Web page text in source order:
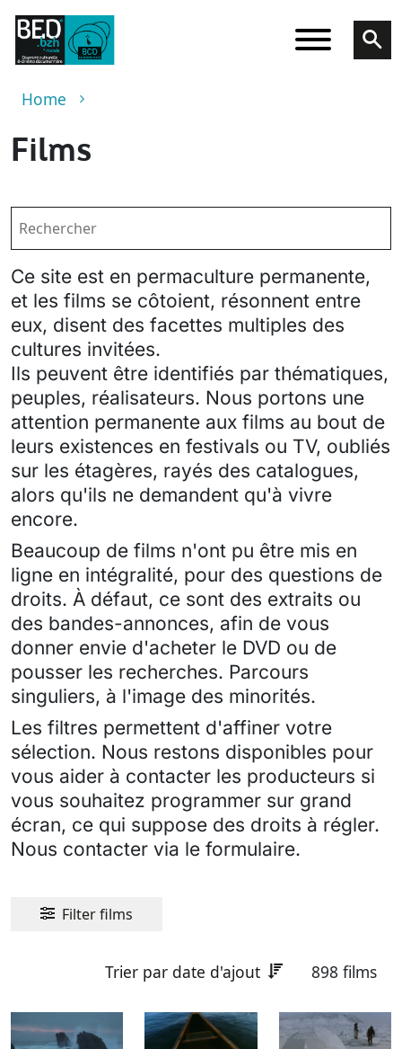
Skip to main content
Breadcrumb
Home
Films
Ce site est en permaculture permanente,
et les films se côtoient, résonnent entre
eux, disent des facettes multiples des
cultures invitées.
Ils peuvent être identifiés par thématiques,
peuples, réalisateurs. Nous portons une
attention permanente aux films au bout de
leurs existences en festivals ou TV, oubliés
sur les étagères, rayés des catalogues,
alors qu'ils ne demandent qu'à vivre
encore.
Beaucoup de films n'ont pu être mis en
ligne en intégralité, pour des questions de
droits. À défaut, ce sont des extraits ou
des bandes-annonces, afin de vous
donner envie d'acheter le DVD ou de
pousser les recherches. Parcours
singuliers, à l'image des minorités.
Les filtres permettent d'affiner votre
sélection. Nous restons disponibles pour
vous aider à contacter les producteurs si
vous souhaitez programmer sur grand
écran, ce qui suppose des droits à régler.
Nous contacter via le formulaire.
Filter films
Trier par date d'ajout 898 films